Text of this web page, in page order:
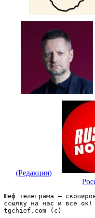
(Редакция)
Шеф телеграма –
ссылку на нас и все ок!